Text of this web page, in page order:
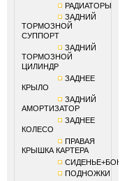
РАДИАТОРЫ
ЗАДНИЙ
ТОРМОЗНОЙ
СУППОРТ
ЗАДНИЙ
ТОРМОЗНОЙ
ЦИЛИНДР
ЗАДНЕЕ
КРЫЛО
ЗАДНИЙ
АМОРТИЗАТОР
ЗАДНЕЕ
КОЛЕСО
ПРАВАЯ
КРЫШКА КАРТЕРА
ПОДНОЖКИ